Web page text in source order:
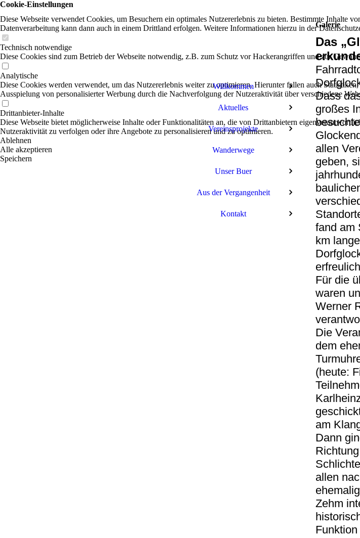
Willkommen
Aktuelles
Vereinsprojekte
Wanderwege
Unser Buer
Aus der Vergangenheit
Kontakt
Galerie
Das
Dass
großes
allen
geben,
fand am
km
Für die
waren
Werner
Die
dem
(heute:
am
Dann
allen
Zehm
Cookie-Einstellungen
Diese Webseite verwendet Cookies, um Besuchern ein optimales Nutzererlebnis zu bieten. Bestimmte Inhalte
Datenverarbeitung kann dann auch in einem Drittland erfolgen. Weitere Informationen hierzu in der
Technisch notwendige
Diese Cookies sind zum Betrieb der Webseite notwendig, z.B. zum Schutz vor Hackerangriffen und zur
Analytische
Diese Cookies werden verwendet, um das Nutzererlebnis weiter zu optimieren. Hierunter fallen auch
Ausspielung von personalisierter Werbung durch die Nachverfolgung der Nutzeraktivität über verschiedene
Drittanbieter-Inhalte
Diese Webseite bietet möglicherweise Inhalte oder Funktionalitäten an, die von Drittanbietern
Nutzeraktivität zu verfolgen oder ihre Angebote zu personalisieren und zu optimieren.
Ablehnen
Alle akzeptieren
Speichern